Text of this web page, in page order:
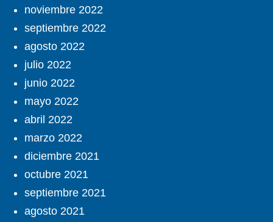
noviembre 2022
septiembre 2022
agosto 2022
julio 2022
junio 2022
mayo 2022
abril 2022
marzo 2022
diciembre 2021
octubre 2021
septiembre 2021
agosto 2021